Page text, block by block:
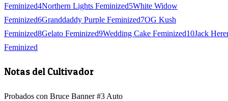
Feminized4Northern Lights Feminized5White Widow
Feminized6Granddaddy Purple Feminized7OG Kush
Feminized8Gelato Feminized9Wedding Cake Feminized10Jack
Feminized
Notas del Cultivador
Probados con Bruce Banner #3 Auto